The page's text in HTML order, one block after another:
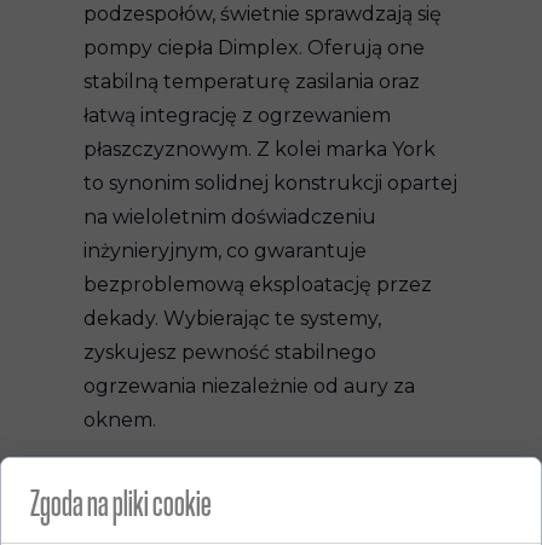
podzespołów, świetnie sprawdzają się
pompy ciepła Dimplex. Oferują one
stabilną temperaturę zasilania oraz
łatwą integrację z ogrzewaniem
płaszczyznowym. Z kolei marka York
to synonim solidnej konstrukcji opartej
na wieloletnim doświadczeniu
inżynieryjnym, co gwarantuje
bezproblemową eksploatację przez
dekady. Wybierając te systemy,
zyskujesz pewność stabilnego
ogrzewania niezależnie od aury za
oknem.
Pompy ciepła –
doświadczeni
Zgoda na pliki cookie